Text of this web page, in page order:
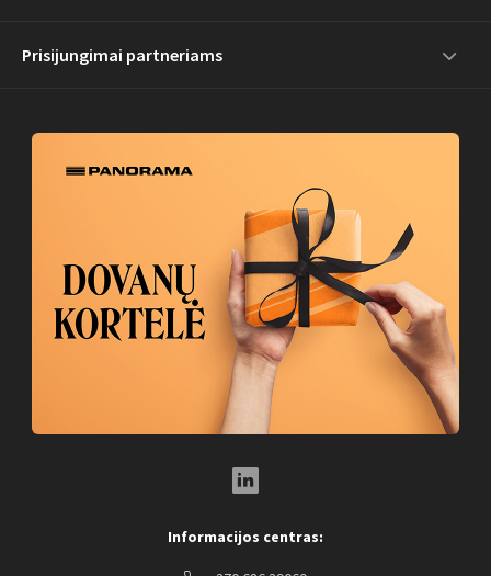
Prisijungimai partneriams
Informacijos centras: